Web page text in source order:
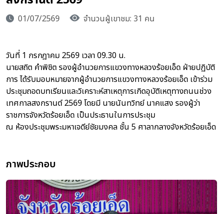
01/07/2569 จำนวนผู้เขาชม: 31 คน
วันที่ 1 กรกฎาคม 2569 เวลา 09.30 น.
นายสถิต คำพิชิต รองผู้อำนวยการแขวงทางหลวงร้อยเอ็ด ฝ่ายปฏิบัติ
การ ได้รับมอบหมายจากผู้อำนวยการแขวงทางหลวงร้อยเอ็ด เข้าร่วม
ประชุมถอดบทเรียนและวิเคราะห์สาเหตุการเกิดอุบัติเหตุทางถนนช่วง
เทศกาลสงกรานต์ 2569 โดยมี นายนันทวิทย์ นาคแสง รองผู้ว่า
ราชการจังหวัดร้อยเอ็ด เป็นประธานในการประชุม
ณ ห้องประชุมพระมหาเจดีย์ชัยมงคล ชั้น 5 ศาลากลางจังหวัดร้อยเอ็ด
ภาพประกอบ